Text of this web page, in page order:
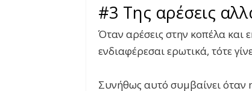
#3 Της αρέσεις
Όταν αρέσεις στην κοπέλα και
ενδιαφέρεσαι ερωτικά, τότε
Συνήθως αυτό συμβαίνει όταν